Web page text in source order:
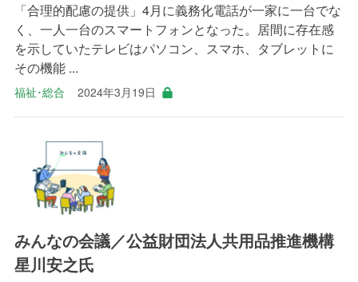
「合理的配慮の提供」4月に義務化電話が一家に一台でな
く、一人一台のスマートフォンとなった。居間に存在感
を示していたテレビはパソコン、スマホ、タブレットに
その機能 ...
福祉･総合 2024年3月19日
みんなの会議／公益財団法人共用品推進機構
星川安之氏